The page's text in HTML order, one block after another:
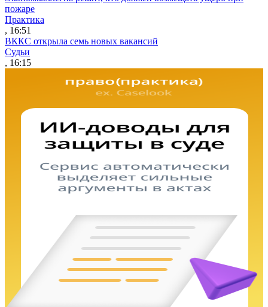
пожаре
Практика
, 16:51
ВККС открыла семь новых вакансий
Судьи
, 16:15